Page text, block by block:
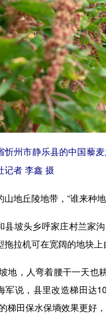
市静乐县的中国藜麦
记者 李鑫 摄
丘陵地带，“谁来种地
头乡呼家庄村兰家沟
拖拉机可在宽阔的地块
，人弯着腰干一天也耕
军说，县里改造梯田达
梯田保水保墒效果更好